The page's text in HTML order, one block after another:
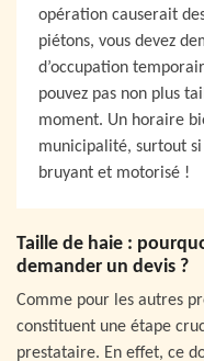
opération causerait
piétons, vous devez
d’occupation
pouvez pas non plus
moment. Un horaire
municipalité, surtout
bruyant et motorisé !
Taille de haie :
demander un devis ?
Comme pour les autres
constituent une étape
prestataire. En effet, ce